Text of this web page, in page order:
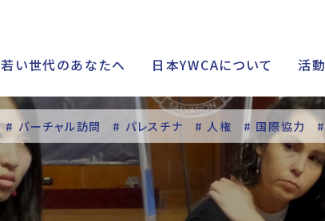
若い世代のあなたへ 日本YWCAについて 活
# バーチャル訪問 # パレスチナ # 人権 # 国際協力